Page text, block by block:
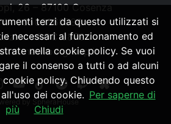
26 – 87100 Cosenza
IVA 03500860782
ROC 28794
by SpheraHouse
terzi da questo utilizzati si
necessari al funzionamento ed
nella cookie policy. Se vuoi
il consenso a tutti o ad alcuni
policy. Chiudendo questo
dei cookie. Per saperne di
più
Chiudi